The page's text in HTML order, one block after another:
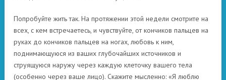
Попробуйте жить так. На протяжении этой недели смотрите на
всех, с кем встречаетесь, и чувствуйте, от кончиков пальцев на
руках до кончиков пальцев на ногах, любовь к ним,
поднимающуюся из ваших глубочайших источников и
струящуюся наружу через каждую клеточку вашего тела
(особенно через ваше лицо). Скажите мысленно: «Я люблю